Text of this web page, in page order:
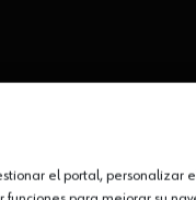
el portal, personalizar